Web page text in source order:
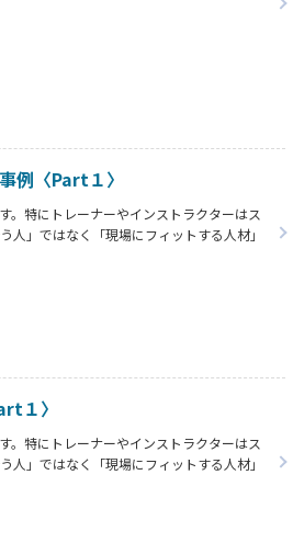
例〈Part１〉
。特にトレーナーやインストラクターはス
」ではなく「現場にフィットする人材」
方より採用や転職における成功の秘訣を
１〉
。特にトレーナーやインストラクターはス
」ではなく「現場にフィットする人材」
方より採用や転職における成功の秘訣を